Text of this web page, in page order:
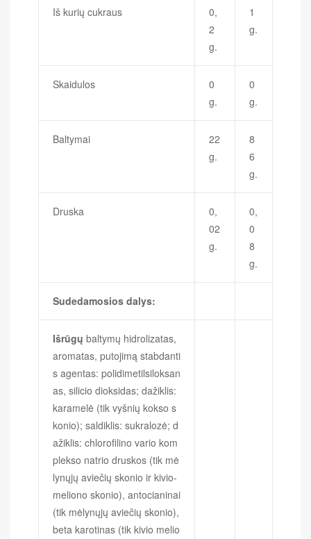
Iš kurių cukraus
0,
2
g.
1
g.
Skaidulos
0
g.
0
g.
Baltymai
22
g.
8
6
g.
Druska
0,
02
g.
0,
0
8
g.
Sudedamosios dalys:
Išrūgų baltymų hidrolizatas,
aromatas, putojimą stabdanti
s agentas: polidimetilsiloksan
as, silicio dioksidas; dažiklis:
karamelė (tik vyšnių kokso s
konio); saldiklis: sukralozė; d
ažiklis: chlorofilino vario kom
plekso natrio druskos (tik mė
lynųjų aviečių skonio ir kivio-
meliono skonio), antocianinai
(tik mėlynųjų aviečių skonio),
beta karotinas (tik kivio melio